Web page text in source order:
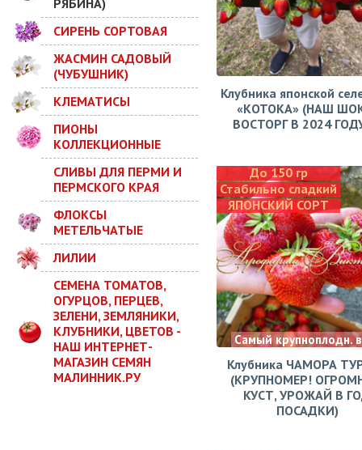
РЯБИНА)
СИРЕНЬ СОРТОВАЯ
ЖАСМИН САДОВЫЙ
(ЧУБУШНИК)
КЛЕМАТИСЫ
ПИОНЫ
КОЛЛЕКЦИОННЫЕ
СЛИВЫ ДЛЯ ПЕРМИ И
ПЕРМСКОГО КРАЯ
ФЛОКСЫ
МЕТЕЛЬЧАТЫЕ
ЛИЛИИ
СЕМЕНА ТОМАТОВ,
ОГУРЦОВ, ПЕРЦЕВ,
ЗЕЛЕНИ, ЗЕМЛЯНИКИ,
КЛУБНИКИ, ЦВЕТОВ -
НАШ ИНТЕРНЕТ-
МАГАЗИН СЕМЯН
МАЛИННИК.РУ
Клубника японской
«КОТОКА» (НАШ
ВОСТОРГ В 2024
До 150 гр
Стабильно сладкий
ЯПОНСКИЙ СОРТ
Самый крупноплодн.
Клубника ЧАМОРА
(КРУПНОМЕР!
КУСТ, УРОЖАЙ В
ПОСАДКИ)